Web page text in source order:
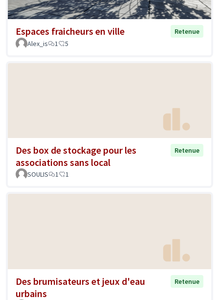
Espaces fraicheurs en ville
Retenue
Alex_is
1 5
Des box de stockage pour les
associations sans local
Retenue
SOULIS 1 1
Des brumisateurs et jeux d'eau
urbains
Retenue